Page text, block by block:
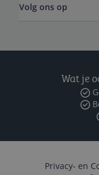
Volg ons op
Wat je
Privacy- en